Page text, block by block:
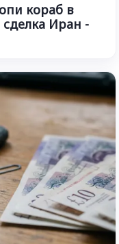
кораб в
Иран -